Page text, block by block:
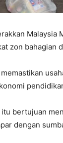
Malaysia
zon bahagian
bertujuan
dengan